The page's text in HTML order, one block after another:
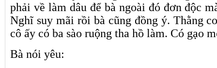
phải về làm dâu để bà ngoài đó đơn độc
Nghĩ suy mãi rồi bà cũng đồng ý. Thằng
cô ấy có ba sào ruộng tha hồ làm. Có gạo
Bà nói yêu: